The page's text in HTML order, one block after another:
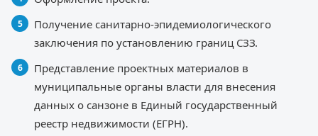
Получение санитарно-эпидемиологического
заключения по установлению границ СЗЗ.
Представление проектных материалов в
муниципальные органы власти для внесения
данных о санзоне в Единый государственный
реестр недвижимости (ЕГРН).